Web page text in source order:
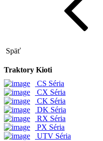
Späť
Traktory Kioti
CS Séria
CX Séria
CK Séria
DK Séria
RX Séria
PX Séria
UTV Séria